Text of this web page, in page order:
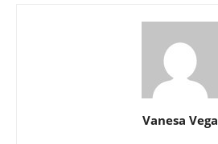
Vanesa Vega